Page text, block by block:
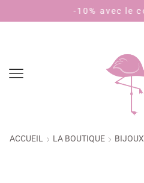
-10% avec le code
ACCUEIL LA BOUTIQUE BIJOUX